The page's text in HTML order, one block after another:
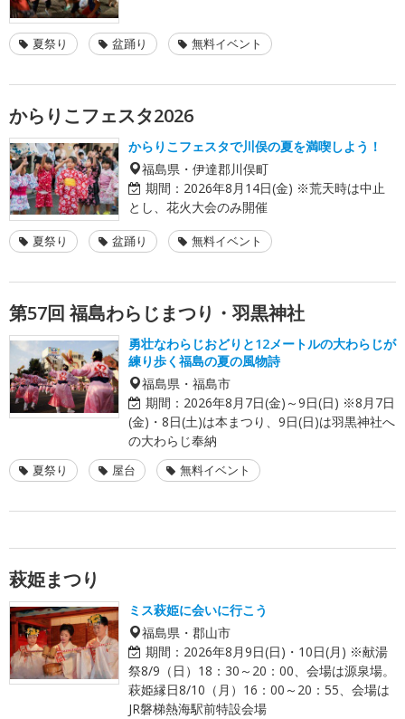
夏祭り 盆踊り 無料イベント
からりこフェスタ2026
からりこフェスタで川俣の夏を満喫しよう！
福島県・伊達郡川俣町
期間： 2026年8月14日(金) ※荒天時は中止
とし、花火大会のみ開催
夏祭り 盆踊り 無料イベント
第57回 福島わらじまつり・羽黒神社
勇壮なわらじおどりと12メートルの大わらじが
練り歩く福島の夏の風物詩
福島県・福島市
期間： 2026年8月7日(金)～9日(日) ※8月7日
(金)・8日(土)は本まつり、9日(日)は羽黒神社へ
の大わらじ奉納
夏祭り 屋台 無料イベント
萩姫まつり
ミス萩姫に会いに行こう
福島県・郡山市
期間： 2026年8月9日(日)・10日(月) ※献湯
祭8/9（日）18：30～20：00、会場は源泉場。
萩姫縁日8/10（月）16：00～20：55、会場は
JR磐梯熱海駅前特設会場